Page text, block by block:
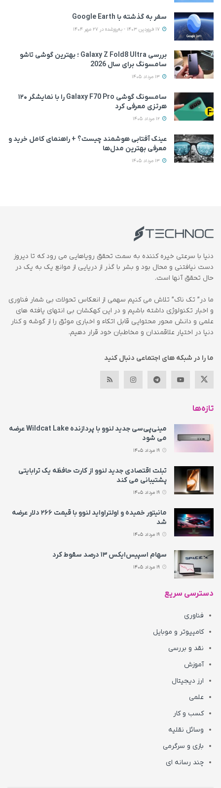
سفر به گذشته با Google Earth
بررسی Galaxy Z Fold8 Ultra ؛ بهترین گوشی تاشو
سامسونگ برای سال 2026
سامسونگ گوشی Galaxy F70 Pro را با نمایشگر ۱۲۰
هرتزی معرفی کرد
عینک آفتابی هوشمند چیست؟ + راهنمای کامل خرید و
معرفی بهترین مدل‌ها
دنیا با سرعتی خیره کننده به سمت تحقق رویاهایی می رود که تا دیروز
دست نیافتنی و محال بود و بشر با گذر از دریایی از موانع یک به یک در
حال تحقق آنها است.
ما در” تک ناک” تلاش می کنیم سهمی از انعکاس تحولات بی شمار فناوری
و اخبار تکنولوژی داشته باشیم و در این کهکشان بی انتهای یافته های
علمی و دانش محور محتوایی قابل اتکاء و اخباری موثق را از گوشه و کنار
دنیا در اختیار علاقمندان و مخاطبان خود قرار دهیم.
ما را در شبکه های اجتماعی دنبال کنید
تازه‌ها
مینی‌پی‌سی جدید لنوو با پردازنده Wildcat Lake عرضه
می‌ شود
تبلت اقتصادی جدید لنوو از کارت حافظه یک ترابایتی
پشتیبانی می‌ کند
مانیتور خمیده و اولتراواید لنوو با قیمت ۲۶۶ دلار عرضه
شد
سهام اسپیس‌ایکس ۱۳ درصد سقوط کرد
دسترسی سریع
فناوری
کامپیوتر و موبایل
نقد و بررسی
آموزش
ارز دیجیتال
علمی
کسب و کار
وسائل نقلیه
بازی و سرگرمی
چند رسانه ای